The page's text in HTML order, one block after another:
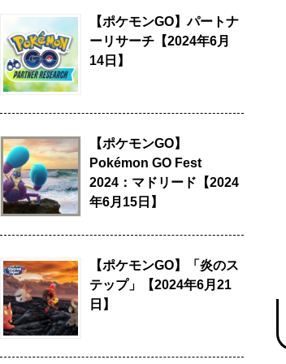
【ポケモンGO】パートナ
ーリサーチ【2024年6月
14日】
【ポケモンGO】
Pokémon GO Fest
2024：マドリード【2024
年6月15日】
【ポケモンGO】「炎のス
テップ」【2024年6月21
日】